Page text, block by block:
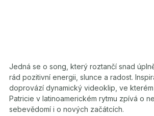
Jedná se o song, který roztančí snad
rád pozitivní energii, slunce a radost.
doprovází dynamický videoklip, ve
Patricie v latinoamerickém rytmu zpívá o
sebevědomí i o nových začátcích.